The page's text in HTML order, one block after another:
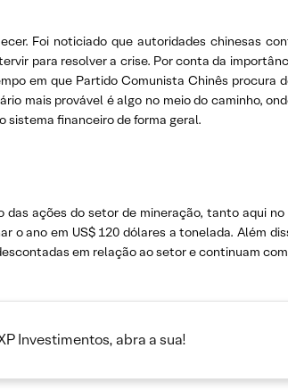
Foi noticiado que autoridades chinesas
para resolver a crise. Por conta da
em que Partido Comunista Chinês procura
mais provável é algo no meio do caminho,
sistema financeiro de forma geral.
ações do setor de mineração, tanto aqui
ano em US$ 120 dólares a tonelada. Além
em relação ao setor e continuam
Investimentos, abra a sua!